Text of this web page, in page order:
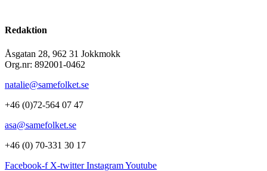
Redaktion
Åsgatan 28, 962 31 Jokkmokk
Org.nr: 892001-0462
natalie@samefolket.se
+46 (0)72-564 07 47
asa@samefolket.se
+46 (0) 70-331 30 17
Facebook-f X-twitter InstagramYoutube